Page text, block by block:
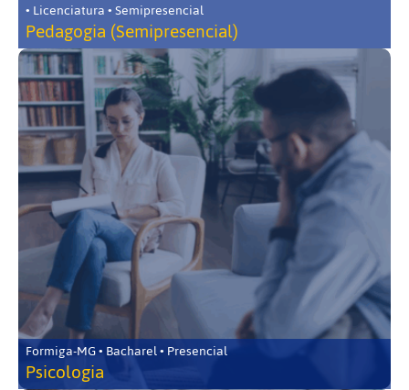
• Licenciatura • Semipresencial
Pedagogia (Semipresencial)
Formiga-MG • Bacharel • Presencial
Psicologia